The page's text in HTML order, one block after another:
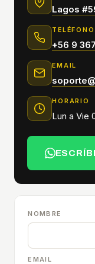
Lagos
TELÉFONO
+56 9
EMAIL
HORARIO
Lun a Vie
NOMBRE
EMAIL